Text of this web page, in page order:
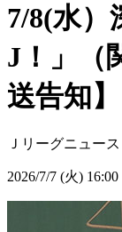
7/8(水）
J！」（
送告知】
Ｊリーグニュース
2026/7/7 (火) 16:00